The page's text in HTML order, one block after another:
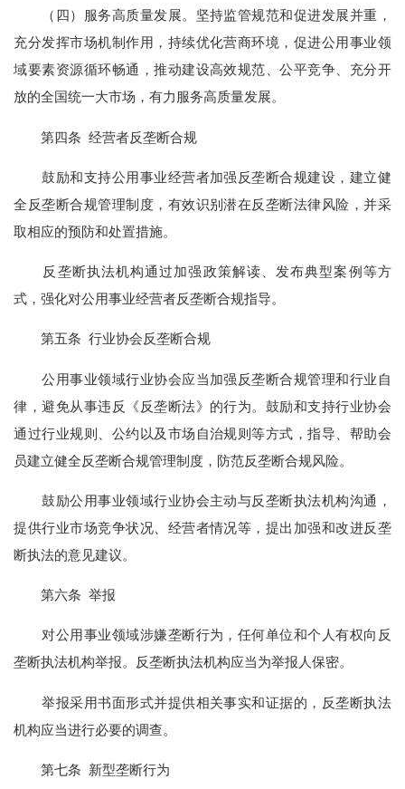
（四）服务高质量发展。坚持监管规范和促进发展并重，
充分发挥市场机制作用，持续优化营商环境，促进公用事业领
域要素资源循环畅通，推动建设高效规范、公平竞争、充分开
放的全国统一大市场，有力服务高质量发展。
第四条 经营者反垄断合规
鼓励和支持公用事业经营者加强反垄断合规建设，建立健
全反垄断合规管理制度，有效识别潜在反垄断法律风险，并采
取相应的预防和处置措施。
反垄断执法机构通过加强政策解读、发布典型案例等方
式，强化对公用事业经营者反垄断合规指导。
第五条 行业协会反垄断合规
公用事业领域行业协会应当加强反垄断合规管理和行业自
律，避免从事违反《反垄断法》的行为。鼓励和支持行业协会
通过行业规则、公约以及市场自治规则等方式，指导、帮助会
员建立健全反垄断合规管理制度，防范反垄断合规风险。
鼓励公用事业领域行业协会主动与反垄断执法机构沟通，
提供行业市场竞争状况、经营者情况等，提出加强和改进反垄
断执法的意见建议。
第六条 举报
对公用事业领域涉嫌垄断行为，任何单位和个人有权向反
垄断执法机构举报。反垄断执法机构应当为举报人保密。
举报采用书面形式并提供相关事实和证据的，反垄断执法
机构应当进行必要的调查。
第七条 新型垄断行为